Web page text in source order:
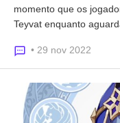
momento que os
Teyvat enquanto
• 29 nov 2022